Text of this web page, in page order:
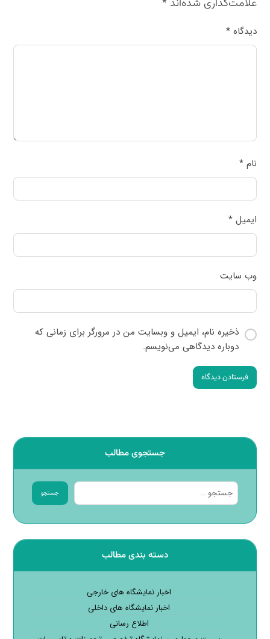
علامت‌گذاری شده‌اند*
دیدگاه*
نام*
ایمیل*
وب‌ سایت
ذخیره نام، ایمیل و وبسایت من در مرورگر برای زمانی که
دوباره دیدگاهی می‌نویسم.
فرستادن دیدگاه
جستجوی مطالب
جستجو
دسته بندی مطالب
اخبار نمایشگاه های خارجی
اخبار نمایشگاه های داخلی
اطلاع رسانی